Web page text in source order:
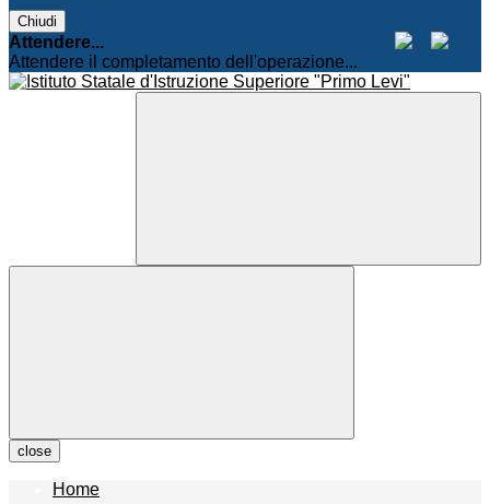
Chiudi
Attendere...
Attendere il completamento dell'operazione...
close
Home